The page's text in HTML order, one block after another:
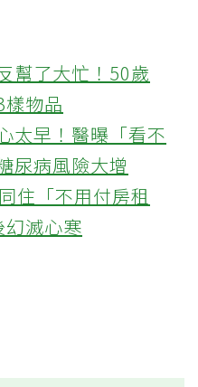
幫了大忙！50歲
物品
太早！醫曝「看不
尿病風險大增
住「不用付房租
滅心寒